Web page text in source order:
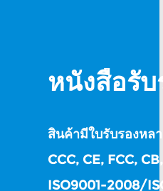
หนังสือรับ
สินค้ามีใบรับรองหลา
CCC, CE, FCC, CB,
ISO9001-2008/